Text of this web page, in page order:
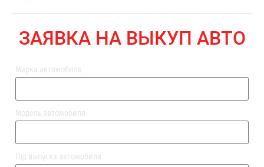
ЗАЯВКА НА ВЫКУП АВТО
Марка автомобиля
Модель автомобиля
Год выпуска автомобиля